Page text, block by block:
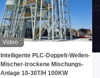
Video
Intelligente PLC-Doppelt-Wellen-
Mischer-trockene Mischungs-
Anlage 10-30T/H 100KW